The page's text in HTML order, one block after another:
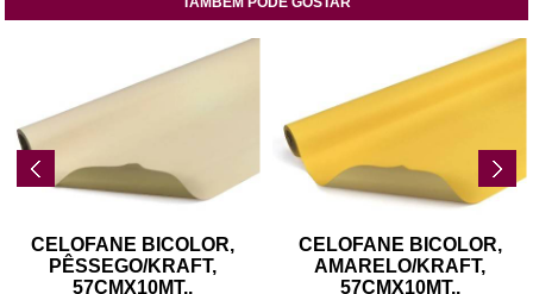
CELOFANE BICOLOR,
PÊSSEGO/KRAFT,
57CMX10MT..
CELOFANE BICOLOR,
AMARELO/KRAFT,
57CMX10MT..